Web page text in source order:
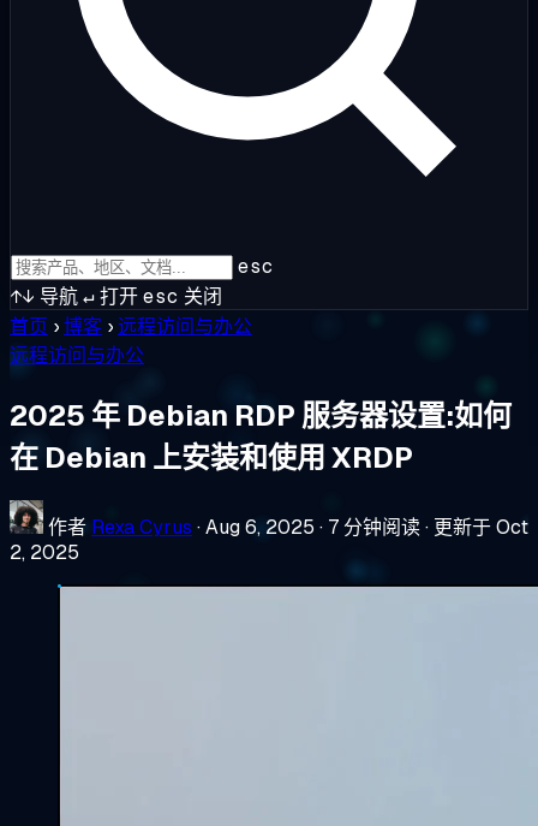
esc
↑↓ 导航↵打开esc 关闭
首页 ›博客 ›远程访问与办公
远程访问与办公
2025 年 Debian RDP 服务器设置:如何
在 Debian 上安装和使用 XRDP
作者 Rexa Cyrus ·Aug 6, 2025 · 7 分钟阅读· 更新于 Oct
2, 2025